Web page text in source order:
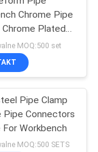
Chrome Pipe
Plated
Anti Static
MOQ:500 set
Pipe Clamp
Pipe Connectors
For Workbench
MOQ:500 SETS